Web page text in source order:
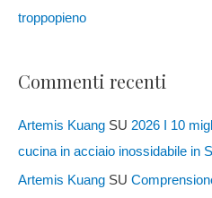
troppopieno
Commenti recenti
Artemis Kuang SU 2026 I 10
cucina in acciaio inossidabile in
Artemis Kuang SU